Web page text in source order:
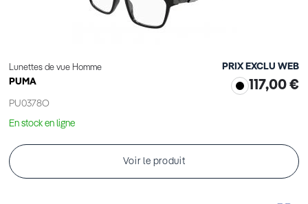
Lunettes de vue Homme
PUMA
PU0378O
PRIX EXCLU WEB
117,00 €
En stock en ligne
Voir le produit